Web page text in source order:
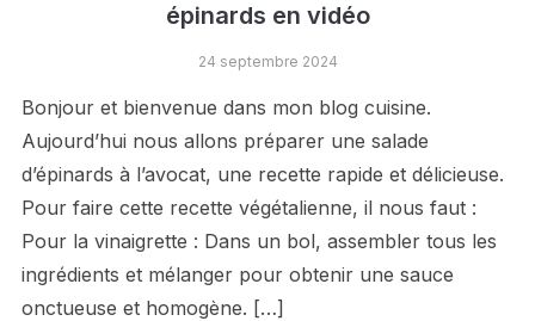
épinards en vidéo
24 septembre 2024
Bonjour et bienvenue dans mon blog cuisine.
Aujourd’hui nous allons préparer une salade
d’épinards à l’avocat, une recette rapide et délicieuse.
Pour faire cette recette végétalienne, il nous faut :
Pour la vinaigrette : Dans un bol, assembler tous les
ingrédients et mélanger pour obtenir une sauce
onctueuse et homogène. […]